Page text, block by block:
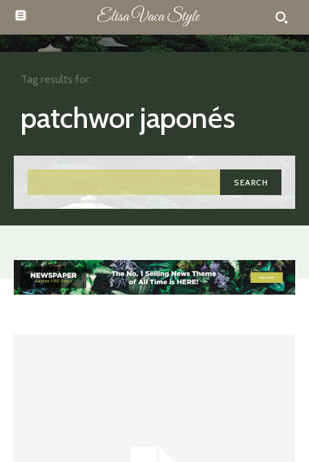
Elisa Vaca Style
patchwor japonés
SEARCH
Tag results for: